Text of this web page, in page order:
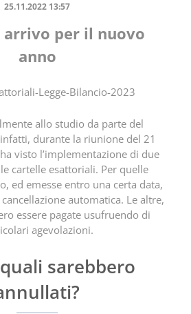
25.11.2022 13:57
per il nuovo
anno
allo studio da parte del
durante la riunione del 21
visto l’implementazione di due
cartelle esattoriali. Per quelle
ed emesse entro una certa data,
automatica. Le altre,
essere pagate usufruendo di
agevolazioni.
sarebbero